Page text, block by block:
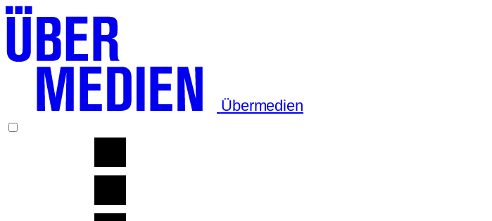
Übermedien